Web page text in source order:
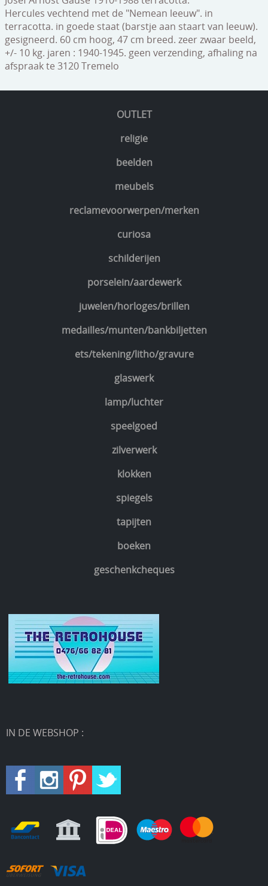
OUTLET
religie
beelden
meubels
reclamevoorwerpen/merken
curiosa
schilderijen
porselein/aardewerk
juwelen/horloges/brillen
medailles/munten/bankbiljetten
ets/tekening/litho/gravure
glaswerk
lamp/luchter
speelgoed
zilverwerk
klokken
spiegels
tapijten
boeken
geschenkcheques
IN DE WEBSHOP :
Hercules vechtend met de "Nemean leeuw". in
terracotta. in goede staat (barstje aan staart van leeuw).
gesigneerd. 60 cm hoog, 47 cm breed. zeer zwaar beeld,
+/- 10 kg. jaren : 1940-1945. geen verzending, afhaling na
afspraak te 3120 Tremelo